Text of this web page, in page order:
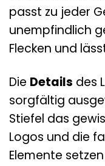
passt zu jeder
unempfindlich
Flecken und
Die Details des
sorgfältig
Stiefel das
Logos und die
Elemente